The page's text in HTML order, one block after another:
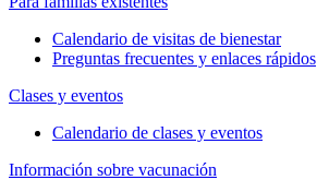
Calendario de visitas de bienestar
Preguntas frecuentes y enlaces rápidos
Clases y eventos
Calendario de clases y eventos
Información sobre vacunación